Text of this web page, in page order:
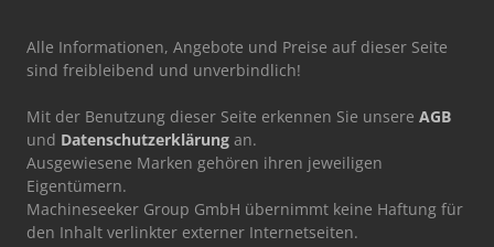
Alle Informationen, Angebote und Preise auf dieser Seite
sind freibleibend und unverbindlich!
Mit der Benutzung dieser Seite erkennen Sie unsere AGB
und Datenschutzerklärung an.
Ausgewiesene Marken gehören ihren jeweiligen
Eigentümern.
Machineseeker Group GmbH übernimmt keine Haftung für
den Inhalt verlinkter externer Internetseiten.